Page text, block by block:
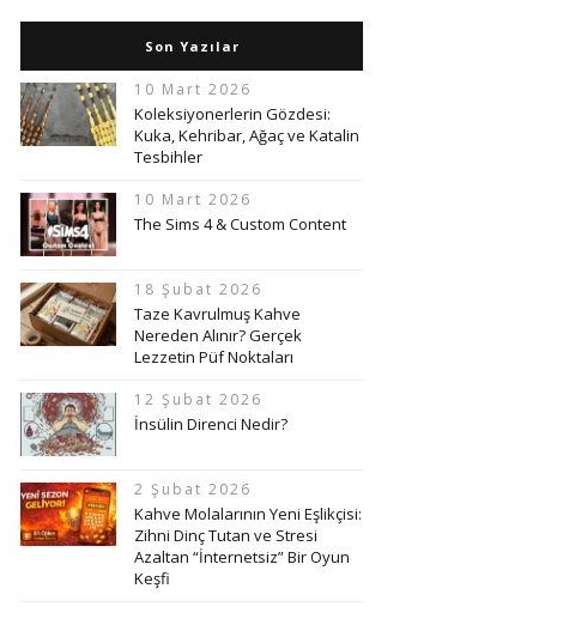
Son Yazılar
10 Mart 2026
Koleksiyonerlerin Gözdesi:
Kuka, Kehribar, Ağaç ve Katalin
Tesbihler
10 Mart 2026
The Sims 4 & Custom Content
18 Şubat 2026
Taze Kavrulmuş Kahve
Nereden Alınır? Gerçek
Lezzetin Püf Noktaları
12 Şubat 2026
İnsülin Direnci Nedir?
2 Şubat 2026
Kahve Molalarının Yeni Eşlikçisi:
Zihni Dinç Tutan ve Stresi
Azaltan “İnternetsiz” Bir Oyun
Keşfi